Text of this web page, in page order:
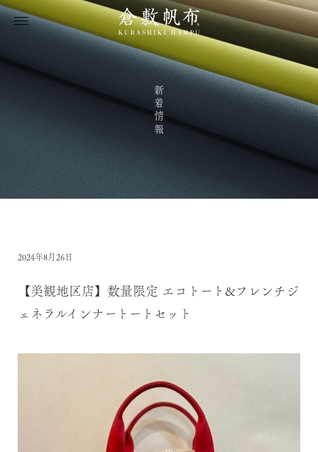
新着情報
2024年8月26日
【美観地区店】数量限定 エコトート&フレンチジ
ェネラルインナートートセット